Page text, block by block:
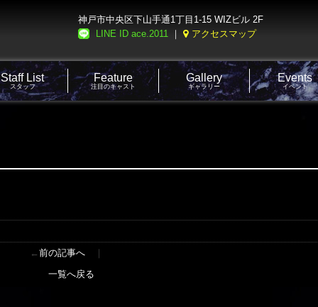
神戸市中央区下山手通1丁目1-15 WIZビル 2F
LINE ID ace.2011 ｜ アクセスマップ
Staff List
スタッフ
Feature
注目のキャスト
Gallery
ギャラリー
Events
イベント
← 前の記事へ｜
一覧へ戻る